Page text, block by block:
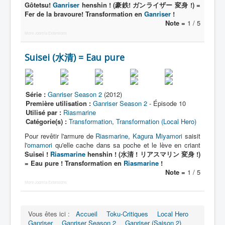
Tetsujin Ganriser Season 2 (鉄神
fer Ganriser Saison 2
Série
Personnages
Objets
Lieux
Épisodes
Chronologie
Références
Superhéros
Plus Cruelle Armée de Rasetsu
Gôtetsu!Ganriser henshin ! (豪鉄! ガンライザー 変身 !) =
Fer de la bravoure! Transformation en Ganriser !
Note = 1 / 5
More Joomla Extensions
Suisei (水清) = Eau pure
Série : Ganriser Season 2 (2012)
Première utilisation : Ganriser Season 2 - Épisode 10
Utilisé par : Riasmarine
Catégorie(s) : Transformation, Transformation (Local Hero)
Pour revêtir l'armure de Riasmarine, Kagura Miyamori saisit
l'omamori qu'elle cache dans sa poche et le lève en criant
Suisei ! Riasmarine henshin ! (水清 ! リアスマリン 変身 !)
= Eau pure ! Transformation en Riasmarine !
Note = 1 / 5
More Joomla Extensions
Vous êtes ici : Accueil Toku-Critiques
Local Hero
Ganriser
Ganriser Season 2 Ganriser (Saison 2)